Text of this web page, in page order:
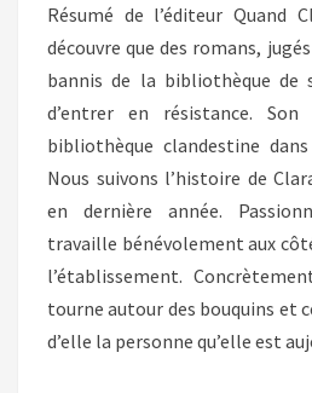
Résumé de l’éditeur Quand
découvre que des romans,
bannis de la bibliothèque de
d’entrer en résistance.
bibliothèque clandestine
Nous suivons l’histoire de
en dernière année.
travaille bénévolement aux
l’établissement.
tourne autour des bouquins et
d’elle la personne qu’elle est